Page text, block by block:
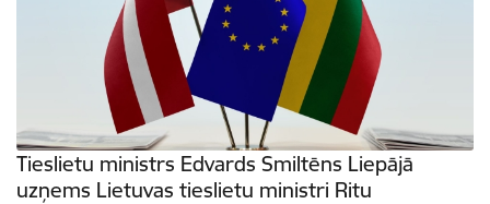
Tieslietu ministrs Edvards Smiltēns Liepājā
uzņems Lietuvas tieslietu ministri Ritu